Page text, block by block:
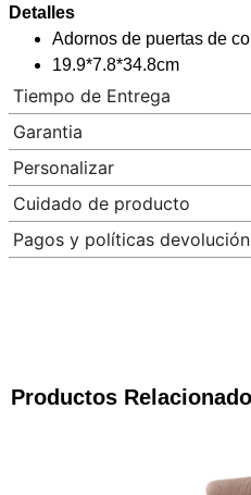
Detalles
Adornos de puertas de
19.9*7.8*34.8cm
Tiempo de Entrega
Garantia
Personalizar
Cuidado de producto
Pagos y políticas devolución
Productos